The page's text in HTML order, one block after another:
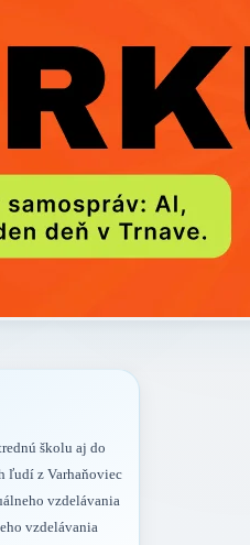
školu aj do
ľudí z Varhaňoviec
vzdelávania
vzdelávania